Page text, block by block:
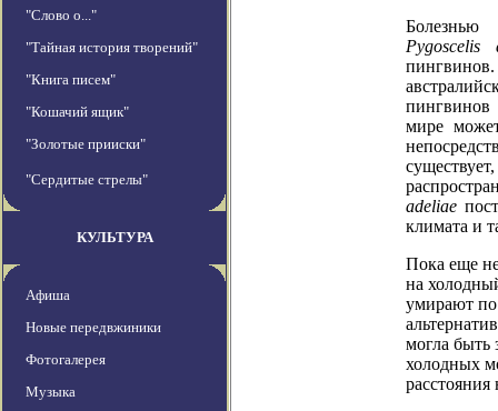
"Слово о..."
"Тайная история творений"
"Книга писем"
"Кошачий ящик"
"Золотые прииски"
"Сердитые стрелы"
КУЛЬТУРА
Афиша
Новые передвжиники
Фотогалерея
Музыка
Pygoscelis
пингвинов
мире
adeliae
климата и
Пока еще
на
умирают по
могла быть
холодных
расстояния